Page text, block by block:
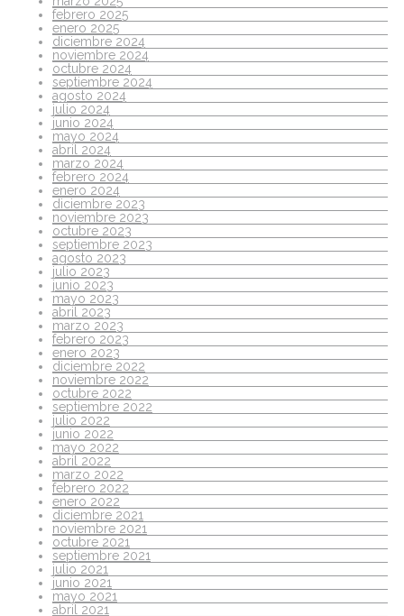
febrero 2025
enero 2025
diciembre 2024
noviembre 2024
octubre 2024
septiembre 2024
agosto 2024
julio 2024
junio 2024
mayo 2024
abril 2024
marzo 2024
febrero 2024
enero 2024
diciembre 2023
noviembre 2023
octubre 2023
septiembre 2023
agosto 2023
julio 2023
junio 2023
mayo 2023
abril 2023
marzo 2023
febrero 2023
enero 2023
diciembre 2022
noviembre 2022
octubre 2022
septiembre 2022
julio 2022
junio 2022
mayo 2022
abril 2022
marzo 2022
febrero 2022
enero 2022
diciembre 2021
noviembre 2021
octubre 2021
septiembre 2021
julio 2021
junio 2021
mayo 2021
abril 2021